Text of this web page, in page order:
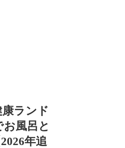
ランド
お風呂と
年追